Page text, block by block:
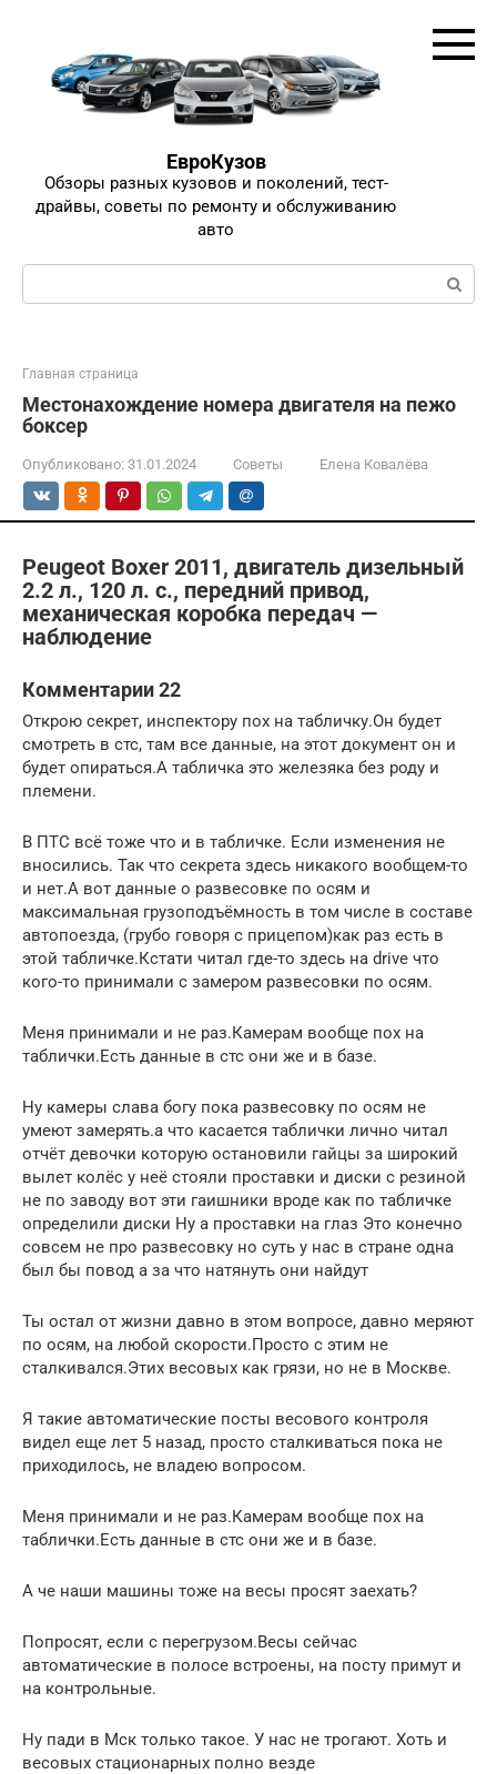
ЕвроКузов
Обзоры разных кузовов и поколений, тест-
драйвы, советы по ремонту и обслуживанию
авто
Поиск:
Главная страница
Местонахождение номера двигателя на пежо
боксер
Опубликовано: 31.01.2024 Советы Елена Ковалёва
Peugeot Boxer 2011, двигатель дизельный
2.2 л., 120 л. с., передний привод,
механическая коробка передач —
наблюдение
Комментарии 22
Открою секрет, инспектору пох на табличку.Он будет
смотреть в стс, там все данные, на этот документ он и
будет опираться.А табличка это железяка без роду и
племени.
В ПТС всё тоже что и в табличке. Если изменения не
вносились. Так что секрета здесь никакого вообщем-то
и нет.А вот данные о развесовке по осям и
максимальная грузоподъёмность в том числе в составе
автопоезда, (грубо говоря с прицепом)как раз есть в
этой табличке.Кстати читал где-то здесь на drive что
кого-то принимали с замером развесовки по осям.
Меня принимали и не раз.Камерам вообще пох на
таблички.Есть данные в стс они же и в базе.
Ну камеры слава богу пока развесовку по осям не
умеют замерять.а что касается таблички лично читал
отчёт девочки которую остановили гайцы за широкий
вылет колёс у неё стояли проставки и диски с резиной
не по заводу вот эти гаишники вроде как по табличке
определили диски Ну а проставки на глаз Это конечно
совсем не про развесовку но суть у нас в стране одна
был бы повод а за что натянуть они найдут
Ты остал от жизни давно в этом вопросе, давно меряют
по осям, на любой скорости.Просто с этим не
сталкивался.Этих весовых как грязи, но не в Москве.
Я такие автоматические посты весового контроля
видел еще лет 5 назад, просто сталкиваться пока не
приходилось, не владею вопросом.
Меня принимали и не раз.Камерам вообще пох на
таблички.Есть данные в стс они же и в базе.
А че наши машины тоже на весы просят заехать?
Попросят, если с перегрузом.Весы сейчас
автоматические в полосе встроены, на посту примут и
на контрольные.
Ну пади в Мск только такое. У нас не трогают. Хоть и
весовых стационарных полно везде